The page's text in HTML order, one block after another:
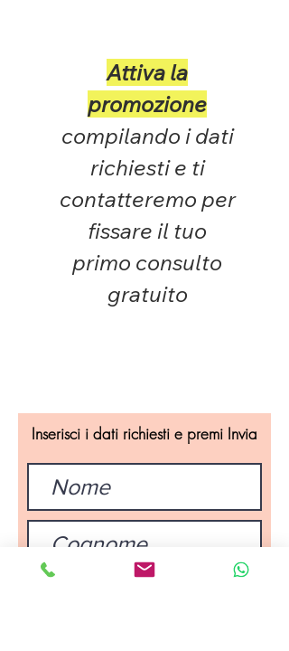
Attiva la
promozione
compilando i dati
richiesti e ti
contatteremo per
fissare il tuo
primo consulto
gratuito
Inserisci i dati richiesti e premi Invia